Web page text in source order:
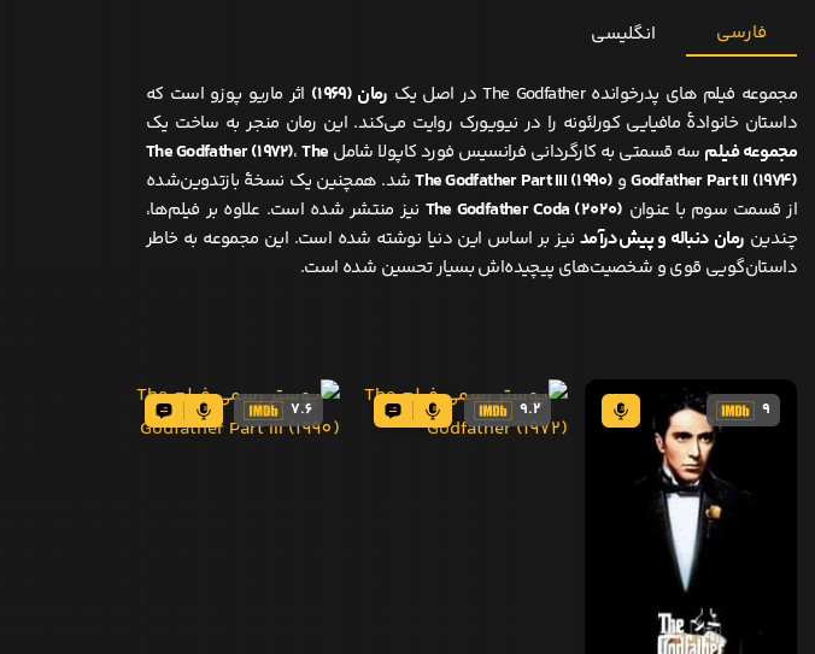
فارسی انگلیسی
مجموعه فیلم های پدرخوانده The Godfather در اصل یک رمان (۱۹۶۹)
اثر ماریو پوزو است که
داستان خانوادهٔ مافیایی کورلئونه را در نیویورک روایت می‌کند. این رمان منجر به ساخت یک
مجموعه فیلم سه قسمتی به کارگردانی فرانسیس فورد کاپولا شامل The Godfather (۱۹۷۲)،The
Godfather Part II (۱۹۷۴)و The Godfather Part III (۱۹۹۰)شد. همچنین یک نسخهٔ بازتدوین‌شده
از قسمت سوم با عنوان The Godfather Coda (۲۰۲۰) نیز منتشر شده است. علاوه بر فیلم‌ها،
چندین رمان دنباله و پیش‌درآمد نیز بر اساس این دنیا نوشته شده است. این مجموعه به خاطر
داستان‌گویی قوی و شخصیت‌های پیچیده‌اش بسیار تحسین شده است.
9
9.2
7.6